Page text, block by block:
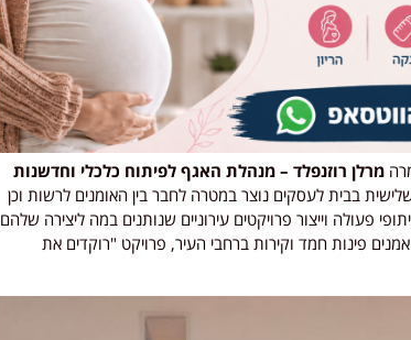
מרלן רוזנפלד – מנהלת האגף לפיתוח כלכלי וחדשנות
בבית לעסקים נוצר במטרה לחבר בין האומנים לרשות וכן
פעולה וייצור פרויקטים עירוניים שנותנים במה ליצירה שלהם
פינות חמד וקירות ברחבי העיר, פרויקט "רוקדים את